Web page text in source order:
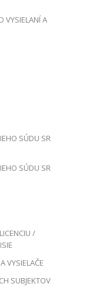
VYSIELANÍ A
SÚDU SR
SÚDU SR
/
VYSIELAČE
SUBJEKTOV